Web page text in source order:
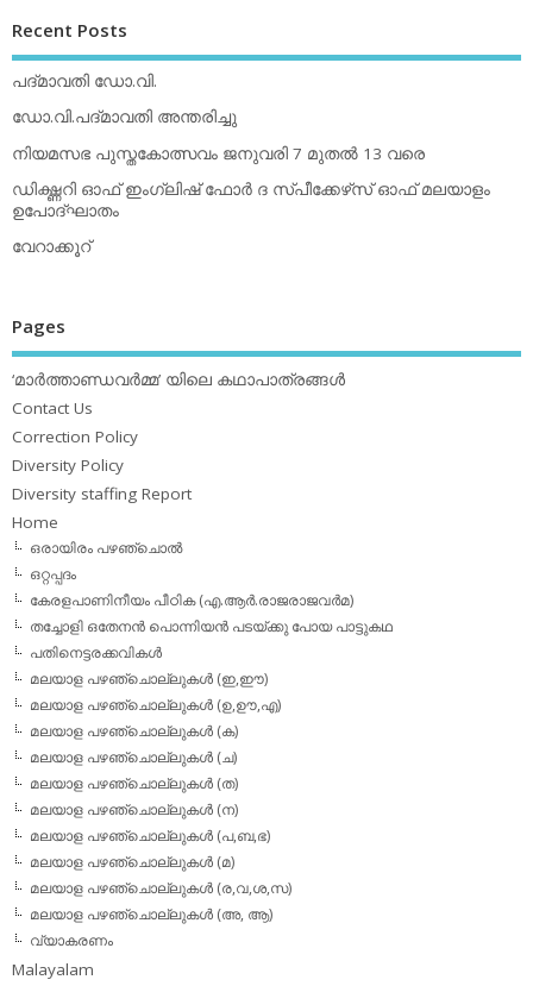
Recent Posts
പദ്മാവതി ഡോ.വി.
ഡോ.വി.പദ്മാവതി അന്തരിച്ചു
നിയമസഭ പുസ്തകോത്സവം ജനുവരി 7 മുതല്‍ 13 വരെ
ഡിക്ഷ്ണറി ഓഫ് ഇംഗ്ലിഷ് ഫോര്‍ ദ സ്പീക്കേഴ്‌സ് ഓഫ് മലയാളം
ഉപോദ്ഘാതം
വേറാക്കൂറ്
Pages
‘മാര്‍ത്താണ്ഡവര്‍മ്മ’ യിലെ കഥാപാത്രങ്ങള്‍
Contact Us
Correction Policy
Diversity Policy
Diversity staffing Report
Home
ഒരായിരം പഴഞ്ചൊല്‍
ഒറ്റപ്പദം
കേരളപാണിനീയം പീഠിക (എ.ആര്‍.രാജരാജവര്‍മ)
തച്ചോളി ഒതേനൻ പൊന്നിയൻ പടയ്‌ക്കു പോയ പാട്ടുകഥ
പതിനെട്ടരക്കവികള്‍
മലയാള പഴഞ്ചൊല്ലുകള്‍ (ഇ,ഈ)
മലയാള പഴഞ്ചൊല്ലുകള്‍ (ഉ,ഊ,എ)
മലയാള പഴഞ്ചൊല്ലുകള്‍ (ക)
മലയാള പഴഞ്ചൊല്ലുകള്‍ (ച)
മലയാള പഴഞ്ചൊല്ലുകള്‍ (ത)
മലയാള പഴഞ്ചൊല്ലുകള്‍ (ന)
മലയാള പഴഞ്ചൊല്ലുകള്‍ (പ,ബ,ഭ)
മലയാള പഴഞ്ചൊല്ലുകള്‍ (മ)
മലയാള പഴഞ്ചൊല്ലുകള്‍ (ര,വ,ശ,സ)
മലയാള പഴഞ്ചൊല്ലുകൾ (അ, ആ)
വ്യാകരണം
Malayalam